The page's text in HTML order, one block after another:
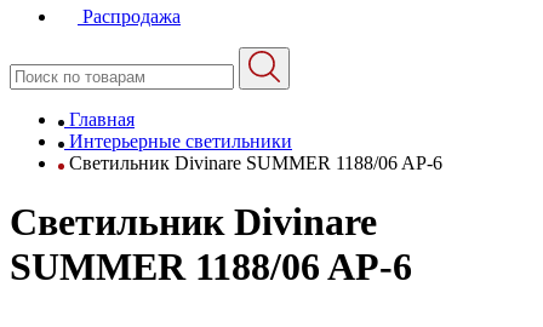
Распродажа
Главная
Интерьерные светильники
Светильник Divinare SUMMER 1188/06 AP-6
Светильник Divinare
SUMMER 1188/06 AP-6